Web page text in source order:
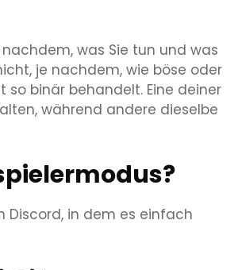
was Sie tun und was
je nachdem, wie böse oder
binär behandelt. Eine deiner
während andere dieselbe
Discord, in dem es einfach